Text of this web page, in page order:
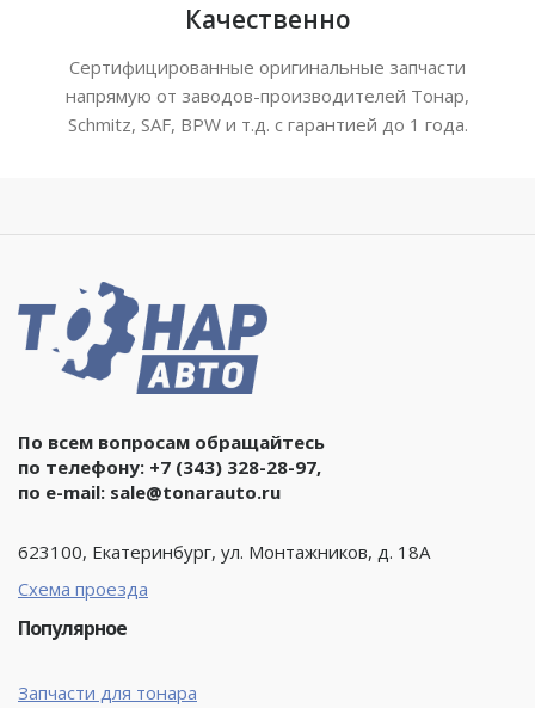
Качественно
Сертифицированные оригинальные запчасти
напрямую от заводов-производителей Тонар,
Schmitz, SAF, BPW и т.д. с гарантией до 1 года.
По всем вопросам обращайтесь
по телефону: +7 (343) 328-28-97,
по e-mail: sale@tonarauto.ru
623100, Екатеринбург, ул. Монтажников, д. 18А
Схема проезда
Популярное
Запчасти для тонара